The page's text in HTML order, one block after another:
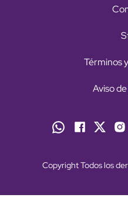
Términos
Aviso
Copyright Todos los